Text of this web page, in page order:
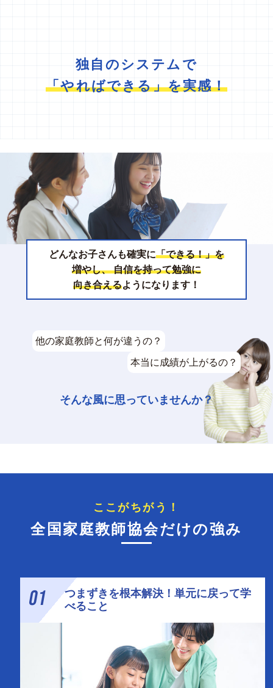
独自のシステムで
「やればできる」を実感！
どんなお子さんも確実に「できる！」を
増やし、自信を持って勉強に
向き合えるようになります！
他の家庭教師と何が違うの？
本当に成績が上がるの？
そんな風に思っていませんか？
ここがちがう！
全国家庭教師協会だけの強み
01
つまずきを根本解決！単元に戻って学
べること